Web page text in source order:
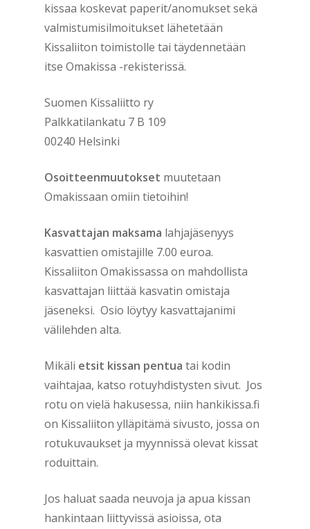
kissaa koskevat paperit/anomukset sekä
valmistumisilmoitukset lähetetään
Kissaliiton toimistolle tai täydennetään
itse Omakissa -rekisterissä.
Suomen Kissaliitto ry
Palkkatilankatu 7 B 109
00240 Helsinki
Osoitteenmuutokset muutetaan
Omakissaan omiin tietoihin!
Kasvattajan maksama lahjajäsenyys
kasvattien omistajille 7.00 euroa.
Kissaliiton Omakissassa on mahdollista
kasvattajan liittää kasvatin omistaja
jäseneksi. Osio löytyy kasvattajanimi
välilehden alta.
Mikäli etsit kissan pentuatai kodin
vaihtajaa, katso rotuyhdistysten sivut. Jos
rotu on vielä hakusessa, niin hankikissa.fi
on Kissaliiton ylläpitämä sivusto, jossa on
rotukuvaukset ja myynnissä olevat kissat
roduittain.
Jos haluat saada neuvoja ja apua kissan
hankintaan liittyvissä asioissa, ota